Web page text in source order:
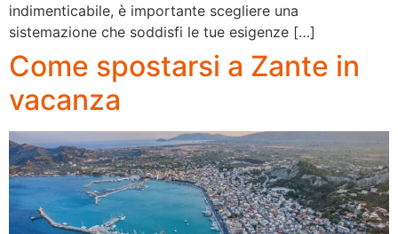
indimenticabile, è importante scegliere una
sistemazione che soddisfi le tue esigenze […]
Come spostarsi a Zante in
vacanza